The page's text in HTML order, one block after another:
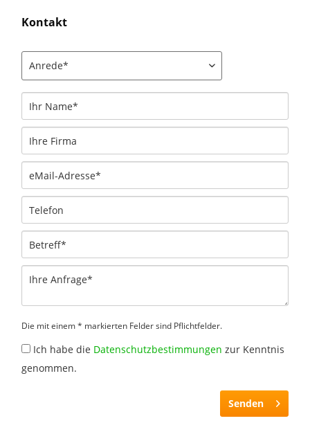
Kontakt
Die mit einem * markierten Felder sind Pflichtfelder.
Ich habe die Datenschutzbestimmungen zur Kenntnis
genommen.
Senden